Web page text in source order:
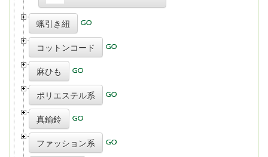
蝋引き紐
コットンコード
麻ひも
ポリエステル系
真鍮鈴
ファッション系